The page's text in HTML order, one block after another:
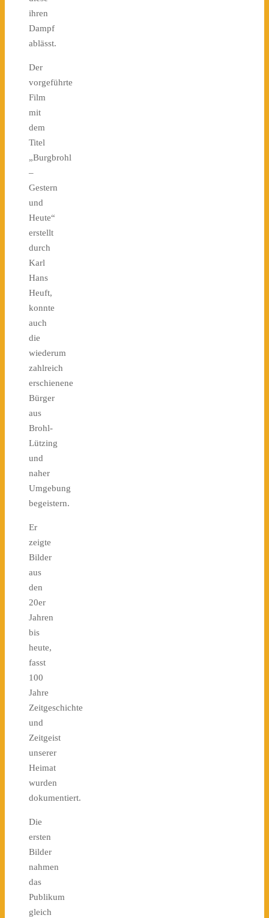
ihren
Dampf
ablässt.
Der
vorgeführte
Film
mit
dem
Titel
„Burgbrohl
–
Gestern
und
Heute“
erstellt
durch
Karl
Hans
Heuft,
konnte
auch
die
wiederum
zahlreich
erschienene
Bürger
aus
Brohl-
Lützing
und
naher
Umgebung
begeistern.
Er
zeigte
Bilder
aus
den
20er
Jahren
bis
heute,
fasst
100
Jahre
Zeitgeschichte
und
Zeitgeist
unserer
Heimat
wurden
dokumentiert.
Die
ersten
Bilder
nahmen
das
Publikum
gleich